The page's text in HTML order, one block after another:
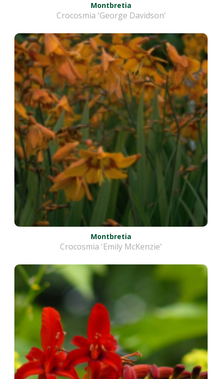
Montbretia
Crocosmia 'George Davidson'
Montbretia
Crocosmia 'Emily McKenzie'